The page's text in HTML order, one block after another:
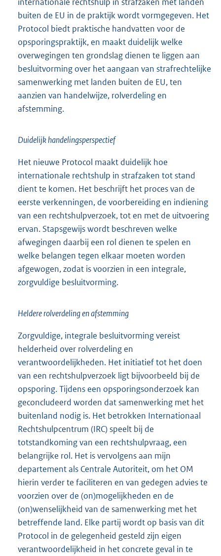
buiten de EU in de praktijk wordt vormgegeven. Het
Protocol biedt praktische handvatten voor de
opsporingspraktijk, en maakt duidelijk welke
overwegingen ten grondslag dienen te liggen aan
besluitvorming over het aangaan van strafrechtelijke
samenwerking met landen buiten de EU, ten
aanzien van handelwijze, rolverdeling en
afstemming.
Duidelijk handelingsperspectief
Het nieuwe Protocol maakt duidelijk hoe
internationale rechtshulp in strafzaken tot stand
dient te komen. Het beschrijft het proces van de
eerste verkenningen, de voorbereiding en indiening
van een rechtshulpverzoek, tot en met de uitvoering
ervan. Stapsgewijs wordt beschreven welke
afwegingen daarbij een rol dienen te spelen en
welke belangen tegen elkaar moeten worden
afgewogen, zodat is voorzien in een integrale,
zorgvuldige besluitvorming.
Heldere rolverdeling en afstemming
Zorgvuldige, integrale besluitvorming vereist
helderheid over rolverdeling en
verantwoordelijkheden. Het initiatief tot het doen
van een rechtshulpverzoek ligt bijvoorbeeld bij de
opsporing. Tijdens een opsporingsonderzoek kan
geconcludeerd worden dat samenwerking met het
buitenland nodig is. Het betrokken Internationaal
Rechtshulpcentrum (IRC) speelt bij de
totstandkoming van een rechtshulpvraag, een
belangrijke rol. Het is vervolgens aan mijn
departement als Centrale Autoriteit, om het OM
hierin verder te faciliteren en van gedegen advies te
voorzien over de (on)mogelijkheden en de
(on)wenselijkheid van de samenwerking met het
betreffende land. Elke partij wordt op basis van dit
Protocol in de gelegenheid gesteld zijn eigen
verantwoordelijkheid in het concrete geval in te